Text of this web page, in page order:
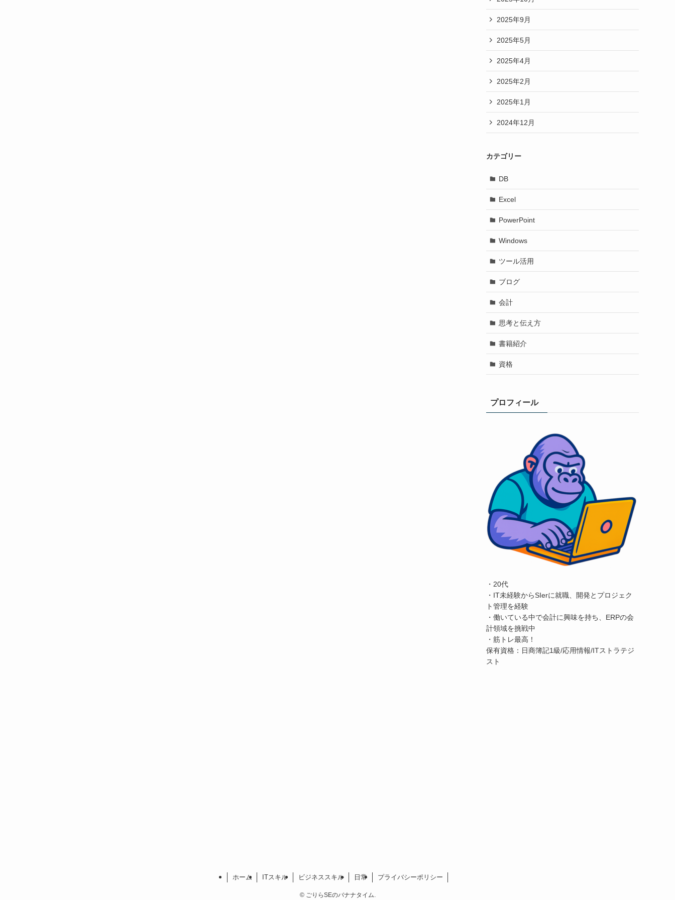
2025年9月
2025年5月
2025年4月
2025年2月
2025年1月
2024年12月
カテゴリー
DB
Excel
PowerPoint
Windows
ツール活用
ブログ
会計
思考と伝え方
書籍紹介
資格
プロフィール
・20代
・IT未経験からSIerに就職、開発とプロジェク
ト管理を経験
・働いている中で会計に興味を持ち、ERPの会
計領域を挑戦中
・筋トレ最高！
保有資格：日商簿記1級/応用情報/ITストラテジ
スト
ホーム ITスキル ビジネススキル 日常 プライバシーポリシー
©ごりらSEのバナナタイム.